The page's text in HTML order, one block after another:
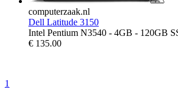
computerzaak.nl
Dell Latitude 3150
Intel Pentium N3540 - 4GB - 120GB
€ 135.00
1